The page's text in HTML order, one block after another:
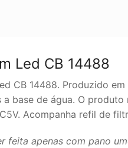
Led CB 14488
CB 14488. Produzido
base de água. O
Acompanha refil de
feita apenas com pano